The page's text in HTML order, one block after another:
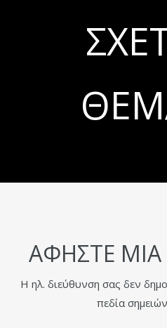
ΑΦΉΣΤΕ
Η ηλ. διεύθυνση σας δεν
πεδία